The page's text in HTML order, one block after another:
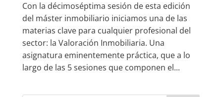
Con la décimoséptima sesión de esta edición
del máster inmobiliario iniciamos una de las
materias clave para cualquier profesional del
sector: la Valoración Inmobiliaria. Una
asignatura eminentemente práctica, que a lo
largo de las 5 sesiones que componen el...